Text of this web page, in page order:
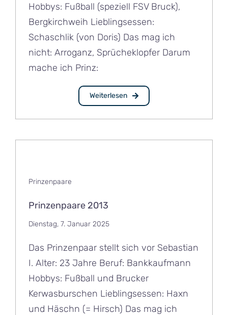
Hobbys: Fußball (speziell FSV Bruck),
Bergkirchweih Lieblingsessen:
Schaschlik (von Doris) Das mag ich
nicht: Arroganz, Sprücheklopfer Darum
mache ich Prinz:
Weiterlesen
Prinzenpaare
Prinzenpaare 2013
Dienstag, 7. Januar 2025
Das Prinzenpaar stellt sich vor Sebastian
I. Alter: 23 Jahre Beruf: Bankkaufmann
Hobbys: Fußball und Brucker
Kerwasburschen Lieblingsessen: Haxn
und Häschn (= Hirsch) Das mag ich